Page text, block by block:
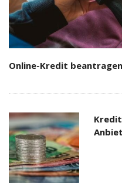
Online-Kredit